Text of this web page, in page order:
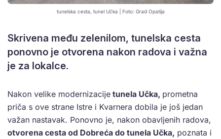
tunelska cesta, tunel Učka | Foto: Grad Opatija
Skrivena među zelenilom, tunelska cesta
ponovno je otvorena nakon radova i važna
je za lokalce.
Nakon velike modernizacije tunela Učka, prometna
priča s ove strane Istre i Kvarnera dobila je još jedan
važan nastavak. Ponovno je, nakon obavljenih radova,
otvorena cesta od Dobreća do tunela Učka, poznata i